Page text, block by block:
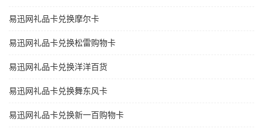
易迅网礼品卡兑换摩尔卡
易迅网礼品卡兑换松雷购物卡
易迅网礼品卡兑换洋洋百货
易迅网礼品卡兑换舞东风卡
易迅网礼品卡兑换新一百购物卡